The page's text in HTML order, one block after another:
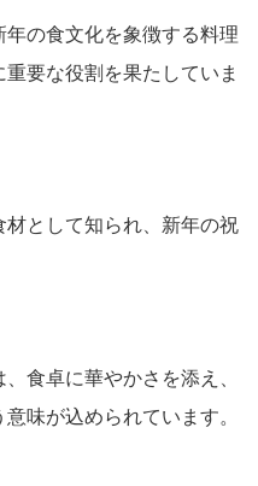
の食文化を象徴する料理
要な役割を果たしていま
として知られ、新年の祝
食卓に華やかさを添え、
味が込められています。